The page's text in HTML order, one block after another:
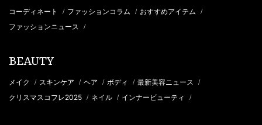
コーディネート / ファッションコラム / おすすめアイテム /
ファッションニュース /
BEAUTY
メイク / スキンケア / ヘア / ボディ / 最新美容ニュース /
クリスマスコフレ2025 / ネイル / インナービューティ /